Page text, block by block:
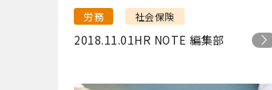
労務 社会保険
2018.11.01HR NOTE 編集部